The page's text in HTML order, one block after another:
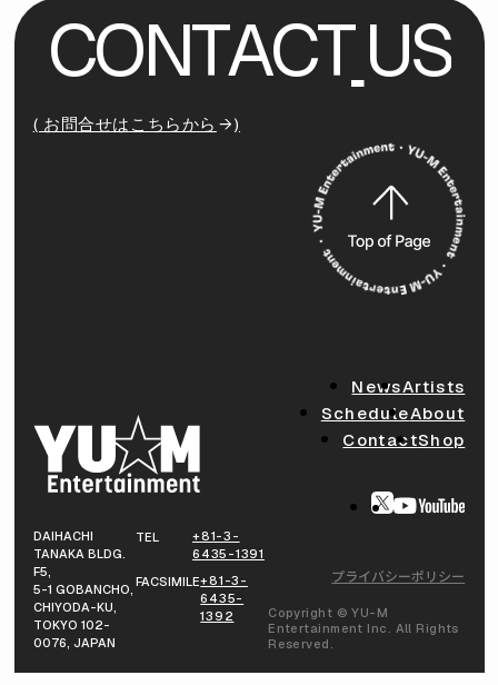
CONTACT US
( お問合せはこちらから )
DAIHACHI
TANAKA BLDG.
F5,
5-1 GOBANCHO,
CHIYODA-KU,
TOKYO 102-
0076, JAPAN
TEL
+81-3-
6435-1391
FACSIMILE+81-3-
6435-
1392
NewsArtists
ScheduleAbout
ContactShop
プライバシーポリシー
Copyright © YU-M
Entertainment Inc. All Rights
Reserved.